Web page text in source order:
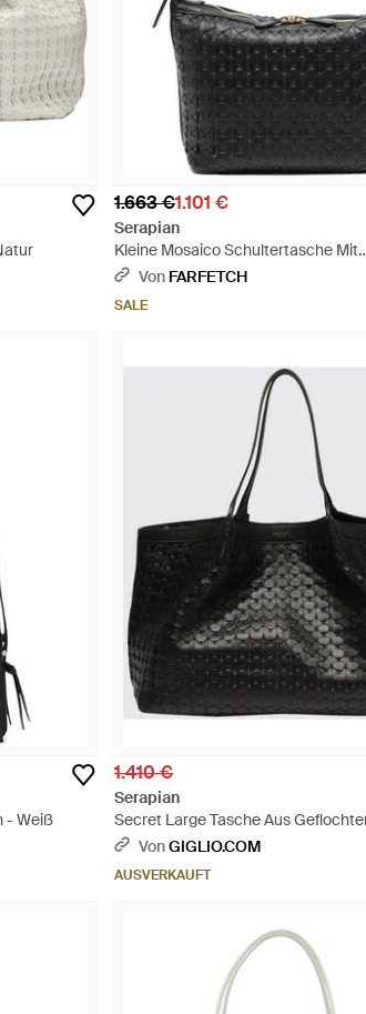
1.663 €1.101 €
Serapian
Kleine Mosaico Schultertasche Mit
Reißverschluss - Schwarz
Von FARFETCH
SALE
- Weiß
1.410 €
Serapian
Secret Large Tasche Aus
Schwarz
VonGIGLIO.COM
AUSVERKAUFT